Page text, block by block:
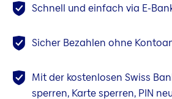
Schnell und einfach via E-
Sicher Bezahlen ohne
Mit der kostenlosen Swiss
sperren, Karte sperren, PIN